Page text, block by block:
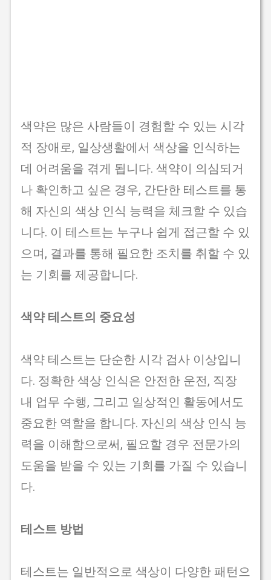
색약은 많은 사람들이 경험할 수 있는 시각
적 장애로, 일상생활에서 색상을 인식하는
데 어려움을 겪게 됩니다. 색약이 의심되거
나 확인하고 싶은 경우, 간단한 테스트를 통
해 자신의 색상 인식 능력을 체크할 수 있습
니다. 이 테스트는 누구나 쉽게 접근할 수 있
으며, 결과를 통해 필요한 조치를 취할 수 있
는 기회를 제공합니다.
색약 테스트의 중요성
색약 테스트는 단순한 시각 검사 이상입니
다. 정확한 색상 인식은 안전한 운전, 직장
내 업무 수행, 그리고 일상적인 활동에서도
중요한 역할을 합니다. 자신의 색상 인식 능
력을 이해함으로써, 필요할 경우 전문가의
도움을 받을 수 있는 기회를 가질 수 있습니
다.
테스트 방법
테스트는 일반적으로 색상이 다양한 패턴으